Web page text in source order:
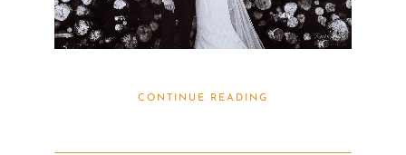
CONTINUE READING